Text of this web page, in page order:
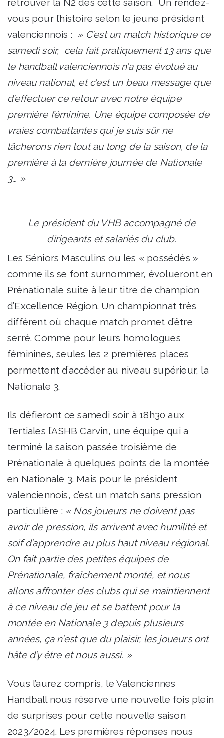
vous pour l’histoire selon le jeune président
valenciennois : » C’est un match historique ce
samedi soir, cela fait pratiquement 13 ans que
le handball valenciennois n’a pas évolué au
niveau national, et c’est un beau message que
d’effectuer ce retour avec notre équipe
première féminine. Une équipe composée de
vraies combattantes qui je suis sûr ne
lâcherons rien tout au long de la saison, de la
première à la dernière journée de Nationale
3… »
Le président du VHB accompagné de
dirigeants et salariés du club.
Les Séniors Masculins ou les « possédés »
comme ils se font surnommer, évolueront en
Prénationale suite à leur titre de champion
d’Excellence Région. Un championnat très
différent où chaque match promet d’être
serré. Comme pour leurs homologues
féminines, seules les 2 premières places
permettent d’accéder au niveau supérieur, la
Nationale 3.
Ils défieront ce samedi soir à 18h30 aux
Tertiales l’ASHB Carvin, une équipe qui a
terminé la saison passée troisième de
Prénationale à quelques points de la montée
en Nationale 3. Mais pour le président
valenciennois, c’est un match sans pression
particulière : « Nos joueurs ne doivent pas
avoir de pression, ils arrivent avec humilité et
soif d’apprendre au plus haut niveau régional.
On fait partie des petites équipes de
Prénationale, fraîchement monté, et nous
allons affronter des clubs qui se maintiennent
à ce niveau de jeu et se battent pour la
montée en Nationale 3 depuis plusieurs
années, ça n’est que du plaisir, les joueurs ont
hâte d’y être et nous aussi. »
Vous l’aurez compris, le Valenciennes
Handball nous réserve une nouvelle fois plein
de surprises pour cette nouvelle saison
2023/2024. Les premières réponses nous